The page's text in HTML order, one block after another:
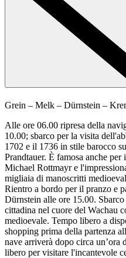
Grein – Melk – Dürnstein –
Alle ore 06.00 ripresa della
10.00; sbarco per la visita
1702 e il 1736 in stile barocco
Prandtauer. È famosa anche
Michael Rottmayr e
migliaia di manoscritti
Rientro a bordo per il pranzo e
Dürnstein alle ore 15.00.
cittadina nel cuore del Wachau
medioevale. Tempo libero a
shopping prima della partenza
nave arriverà dopo circa un’ora
libero per visitare l'incantevole